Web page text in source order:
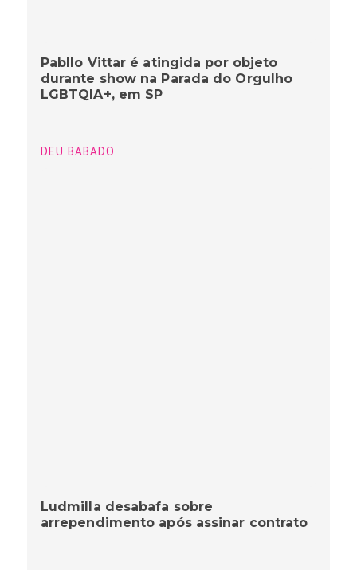
Pabllo Vittar é atingida por objeto
durante show na Parada do Orgulho
LGBTQIA+, em SP
DEU BABADO
Ludmilla desabafa sobre
arrependimento após assinar contrato